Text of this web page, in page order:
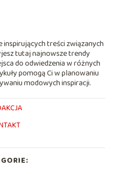
treści związanych
tutaj najnowsze trendy
do odwiedzenia w różnych
pomogą Ci w planowaniu
modowych inspiracji.